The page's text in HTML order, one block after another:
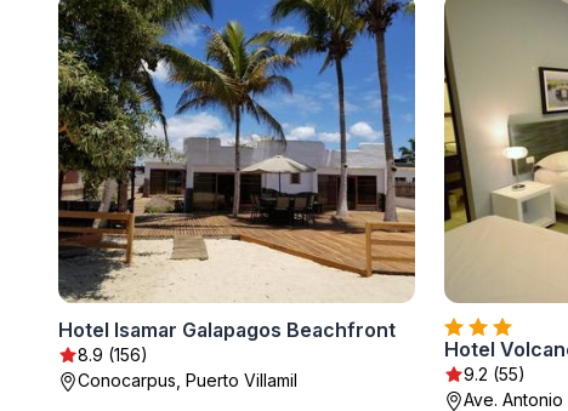
Hotel Isamar Galapagos Beachfront
8.9 (156)
Conocarpus, Puerto Villamil
Hotel
9.2 (55)
Ave.